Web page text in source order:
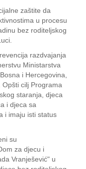
zaštite da
u procesu
bez roditeljskog
razdvajanja
Ministarstva
i Hercegovina,
cilj Programa
staranja, djeca
i djeca sa
i imaju isti status
su
za djecu i
Vranješević" u